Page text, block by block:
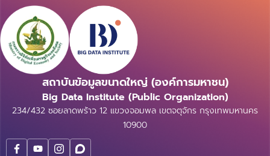
สถาบันข้อมูลขนาดใหญ่ (องค์การมหาชน)
Big Data Institute (Public Organization)
234/432 ซอยลาดพร้าว 12 แขวงจอมพล เขตจตุจักร กรุงเทพมหานคร
10900